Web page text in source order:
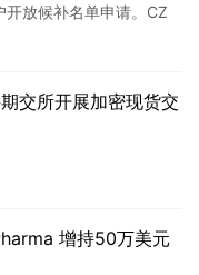
放候补名单申请。CZ
交所开展加密现货交
增持50万美元